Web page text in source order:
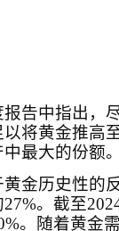
告中指出，
将黄金推高
最大的份额。
金历史性的
27%。截至
。随着黄金